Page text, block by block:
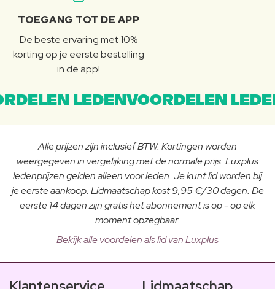
TOEGANG TOT DE APP
De beste ervaring met 10%
korting op je eerste bestelling
in de app!
LEDENVOORDELEN
Alle prijzen zijn inclusief BTW. Kortingen worden
weergegeven in vergelijking met de normale prijs. Luxplus
ledenprijzen gelden alleen voor leden. Je kunt lid worden bij
je eerste aankoop. Lidmaatschap kost 9,95 €/30 dagen. De
eerste 14 dagen zijn gratis het abonnement is op - op elk
moment opzegbaar.
Bekijk alle voordelen als lid van Luxplus